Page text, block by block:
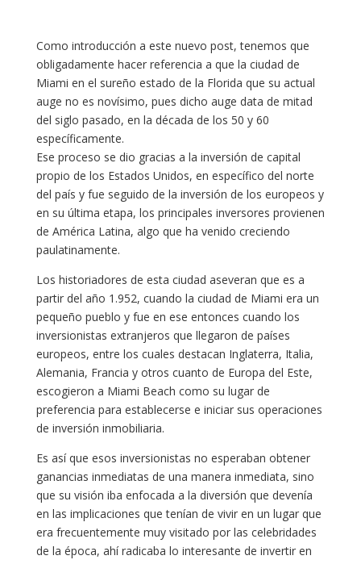
Como introducción a este nuevo post, tenemos que
obligadamente hacer referencia a que la ciudad de
Miami en el sureño estado de la Florida que su actual
auge no es novísimo, pues dicho auge data de mitad
del siglo pasado, en la década de los 50 y 60
específicamente.
Ese proceso se dio gracias a la inversión de capital
propio de los Estados Unidos, en específico del norte
del país y fue seguido de la inversión de los europeos y
en su última etapa, los principales inversores provienen
de América Latina, algo que ha venido creciendo
paulatinamente.
Los historiadores de esta ciudad aseveran que es a
partir del año 1.952, cuando la ciudad de Miami era un
pequeño pueblo y fue en ese entonces cuando los
inversionistas extranjeros que llegaron de países
europeos, entre los cuales destacan Inglaterra, Italia,
Alemania, Francia y otros cuanto de Europa del Este,
escogieron a Miami Beach como su lugar de
preferencia para establecerse e iniciar sus operaciones
de inversión inmobiliaria.
Es así que esos inversionistas no esperaban obtener
ganancias inmediatas de una manera inmediata, sino
que su visión iba enfocada a la diversión que devenía
en las implicaciones que tenían de vivir en un lugar que
era frecuentemente muy visitado por las celebridades
de la época, ahí radicaba lo interesante de invertir en